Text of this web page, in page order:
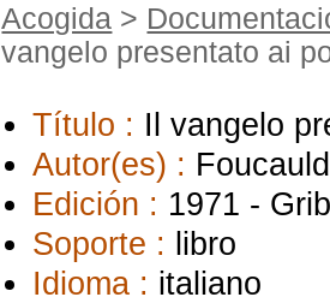
Acogida >
vangelo presentato ai
Título : Il vangelo
Autor(es) :
Edición : 1971 -
Soporte : libro
Idioma : italiano